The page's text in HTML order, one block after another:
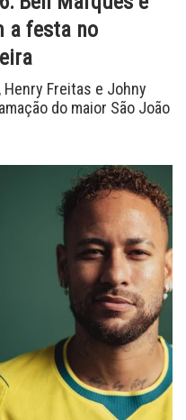
a festa no
Freitas e Johny
do maior São João